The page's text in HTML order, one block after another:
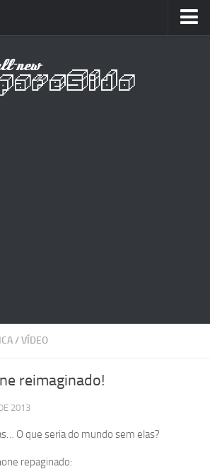
/VÍDEO
reimaginado!
2013
O que seria do mundo sem elas?
repaginado: